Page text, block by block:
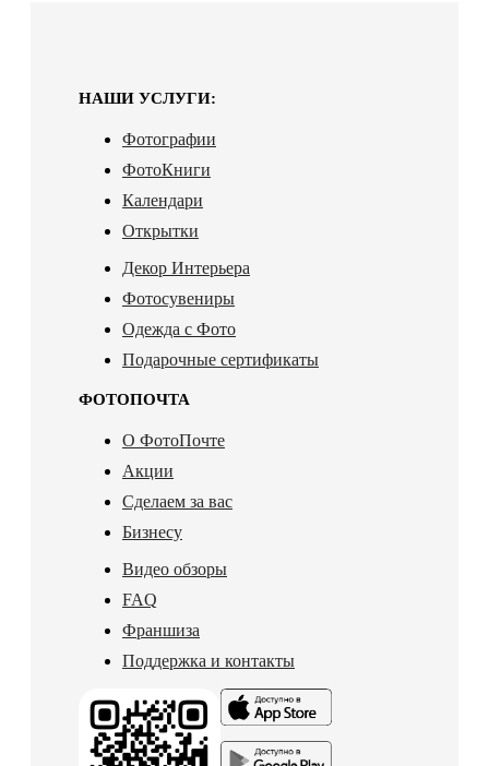
НАШИ УСЛУГИ:
Фотографии
ФотоКниги
Календари
Открытки
Декор Интерьера
Фотосувениры
Одежда с Фото
Подарочные сертификаты
ФОТОПОЧТА
О ФотоПочте
Акции
Сделаем за вас
Бизнесу
Видео обзоры
FAQ
Франшиза
Поддержка и контакты